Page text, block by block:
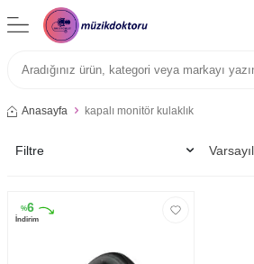
Anasayfa kapalı monitör kulaklık
Filtre
%6
İndirim